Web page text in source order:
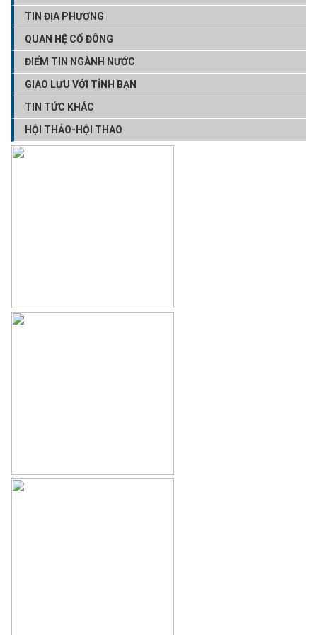
TIN ĐỊA PHƯƠNG
QUAN HỆ CỔ ĐÔNG
ĐIỂM TIN NGÀNH NƯỚC
GIAO LƯU VỚI TỈNH BẠN
TIN TỨC KHÁC
HỘI THẢO-HỘI THAO